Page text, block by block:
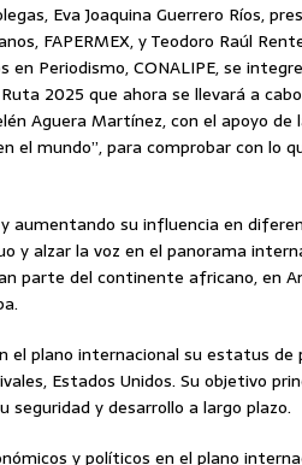
Eva Joaquina Guerrero Ríos,
FAPERMEX, y Teodoro Raúl
Periodismo, CONALIPE, se
2025 que ahora se llevará a
Aguera Martínez, con el apoyo de
el mundo”, para comprobar con lo
aumentando su influencia en
y alzar la voz en el panorama
parte del continente africano, en
el plano internacional su estatus de
Estados Unidos. Su objetivo
seguridad y desarrollo a largo plazo.
y políticos en el plano